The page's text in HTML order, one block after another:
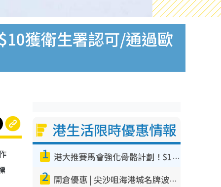
獲衛生署認可/通過歐
港生活限時優惠情報
1 港大推賽馬會強化骨骼計劃！$100骨質密度X光檢查 完成免費運動訓練送超市禮券！附參加資格
2 開倉優惠 | 尖沙咀海港城名牌波鞋開倉低至1折！On鞋$899起／Joy&Peace鞋履$98起